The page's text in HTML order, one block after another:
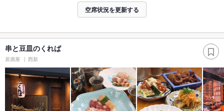
空席状況を更新する
串と豆皿のくれば
居酒屋 西新